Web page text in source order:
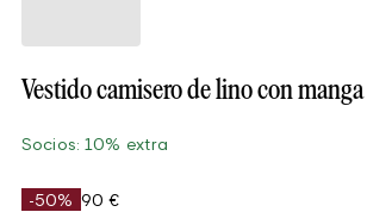
Vestido camisero de lino con
Socios: 10% extra
-50% 90 €